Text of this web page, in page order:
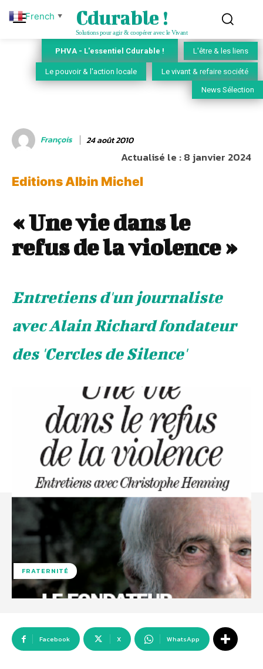
Cdurable !
Solutions pour agir & coopérer avec le Vivant
PHVA - L'essentiel Cdurable ! L'être & les liens
Le pouvoir & l'action locale Le vivant & refaire société
News Sélection
François 24 août 2010
Actualisé le :8 janvier 2024
Editions Albin Michel
« Une vie dans le
refus de la violence »
Entretiens d'un journaliste
avec Alain Richard fondateur
des 'Cercles de Silence'
FRATERNITÉ
Facebook X WhatsApp
French ▼